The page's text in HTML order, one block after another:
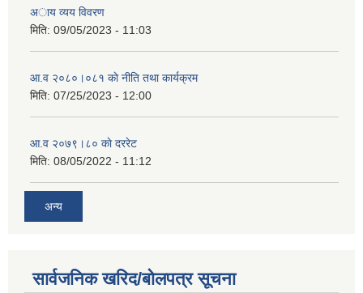
अाय व्यय विवरण
मिति: 09/05/2023 - 11:03
आ.व २०८०।०८१ काे नीति तथा कार्यक्रम
मिति: 07/25/2023 - 12:00
आ.व २०७९।८० काे दररेट
मिति: 08/05/2022 - 11:12
अन्य
सार्वजनिक खरिद/बोलपत्र सूचना